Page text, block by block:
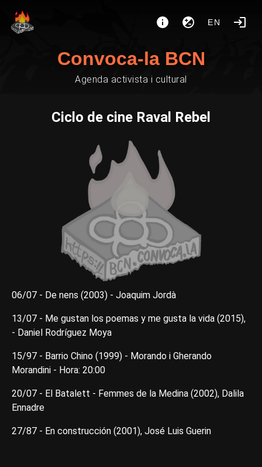
EN
Convoca-la BCN
Agenda activista i cultural
Ciclo de cine Raval Rebel
06/07 - De nens (2003) - Joaquim Jordà
13/07 - Me gustan los poemas y me gusta la vida (2015),
- Daniel Rodríguez Moya
15/97 - Barrio Chino (1999) - Morando i Gherando
Morandini - Hora: 20:00
20/07 - El Batalett - Femmes de la Medina (2002), Dalila
Ennadre
27/87 - En construcción (2001), José Luis Guerin